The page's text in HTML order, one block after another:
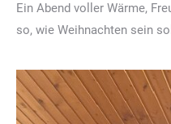
Ein Abend voller Wärme,
so, wie Weihnachten sein